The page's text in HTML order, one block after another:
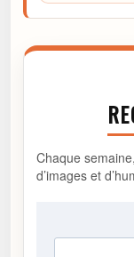
Chaque
d’images et